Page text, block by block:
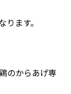
ます。
のからあげ専